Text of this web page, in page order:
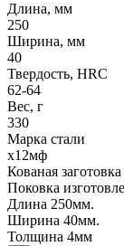
Длина, мм
250
Ширина, мм
40
Твердость, HRC
62-64
Вес, г
330
Марка стали
х12мф
Кованая
Поковка
Длина 250мм.
Ширина 40мм.
Толщина 4мм